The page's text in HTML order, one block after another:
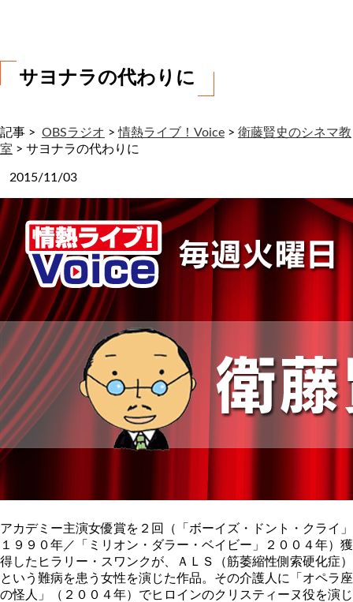
サヨナラの代わりに
記事 > OBSラジオ >情熱ライブ！Voice > 衛藤賢史のシネマ教
室 > サヨナラの代わりに
2015/11/03
アカデミー主演女優賞を２回（「ボーイズ・ドント・クライ」
１９９０年／「ミリオン・ダラー・ベイビー」２００４年）獲
得したヒラリー・スワンクが、ＡＬＳ（筋萎縮性側索硬化症）
という難病を患う女性を演じた作品。その介護人に「オペラ座
の怪人」（２００４年）でヒロインのクリスティーヌ役を演じ